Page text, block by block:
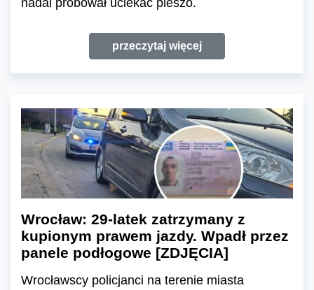
przeczytaj więcej
Wrocław: 29-latek zatrzymany z
kupionym prawem jazdy. Wpadł przez
panele podłogowe [ZDJĘCIA]
Wrocławscy policjanci na terenie miasta